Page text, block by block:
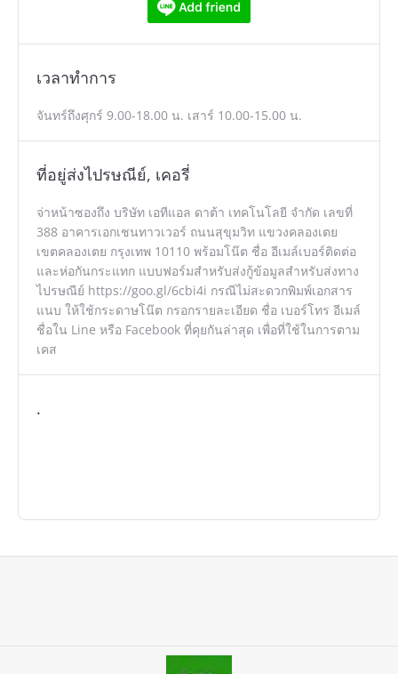
เวลาทำการ
จันทร์ถึงศุกร์ 9.00-18.00 น. เสาร์ 10.00-15.00 น.
ที่อยู่ส่งไปรษณีย์, เคอรี่
จ่าหน้าซองถึง บริษัท เอทีแอล ดาต้า เทคโนโลยี จำกัด เลขที่
388 อาคารเอกเชนทาวเวอร์ ถนนสุขุมวิท แขวงคลองเตย
เขตคลองเตย กรุงเทพ 10110 พร้อมโน๊ต ชื่อ อีเมล์เบอร์ติดต่อ
และห่อกันกระแทก แบบฟอร์มสำหรับส่งกู้ข้อมูลสำหรับส่งทาง
ไปรษณีย์ https://goo.gl/6cbi4i กรณีไม่สะดวกพิมพ์เอกสาร
แนบ ให้ใช้กระดาษโน๊ต กรอกรายละเอียด ชื่อ เบอร์โทร อีเมล์
ชื่อใน Line หรือ Facebook ที่คุยกันล่าสุด เพื่อที่ใช้ในการตาม
เคส
.